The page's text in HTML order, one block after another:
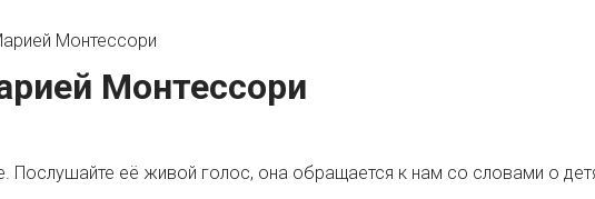
Монтессори
Монтессори
Послушайте её живой голос, она обращается к нам со словами о